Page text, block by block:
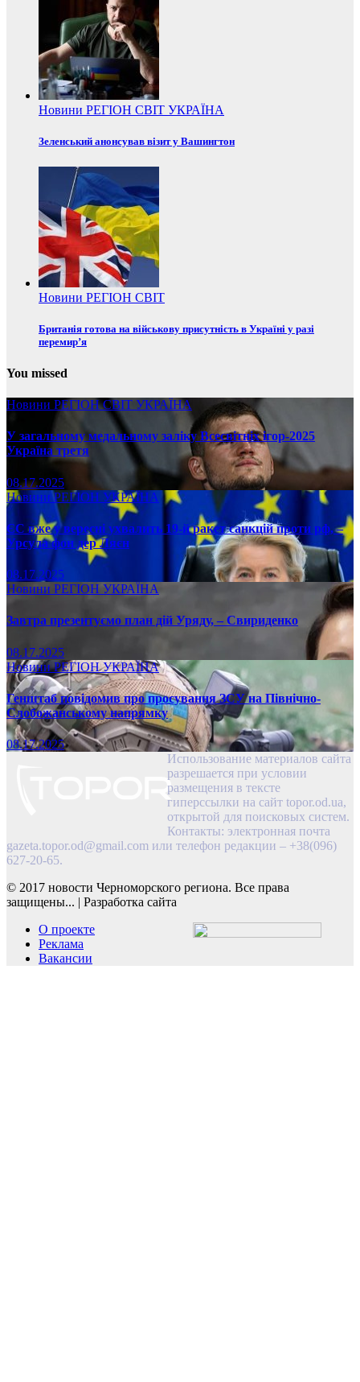
Новини РЕГІОН СВІТ УКРАЇНА
Зеленський анонсував візит у Вашингтон
Новини РЕГІОН СВІТ
Британія готова на військову присутність в Україні у разі
перемир’я
You missed
Новини РЕГІОНСВІТ УКРАЇНА
У загальному медальному заліку Всесвітніх ігор-2025
Україна третя
08.17.2025
НовиниРЕГІОН УКРАЇНА
ЄС вже у вересні ухвалить 19-й ракет санкцій проти рф, –
Урсула фон дер Ляєн
08.17.2025
Новини РЕГІОН УКРАЇНА
Завтра презентуємо план дій Уряду, – Свириденко
08.17.2025
НовиниРЕГІОНУКРАЇНА
Генштаб повідомив про просування ЗСУ на Північно-
Слобожанському напрямку
08.17.2025
Использование материалов сайта
разрешается при условии
размещения в тексте
гиперссылки на сайт topor.od.ua,
открытой для поисковых систем.
Контакты: электронная почта
gazeta.topor.od@gmail.com или телефон редакции – +38(096)
627-20-65.
© 2017 новости Черноморского региона. Все права
защищены... | Разработка сайта
О проекте
Реклама
Вакансии